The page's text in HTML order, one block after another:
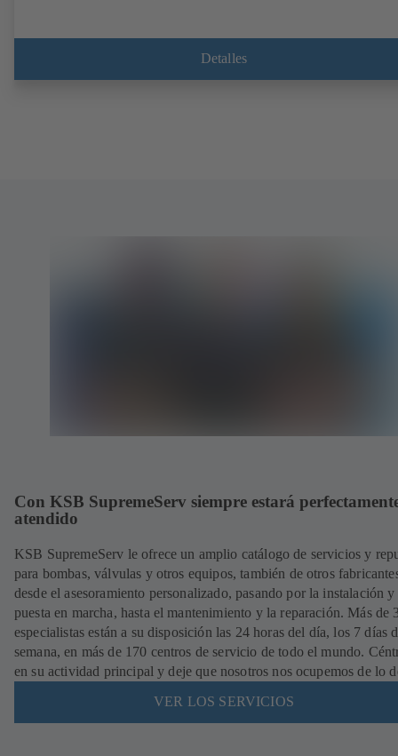
Detalles
Con KSB SupremeServ siempre estará
atendido
KSB SupremeServ le ofrece un amplio catálogo de servicios y
para bombas, válvulas y otros equipos, también de otros
desde el asesoramiento personalizado, pasando por la instalación y
puesta en marcha, hasta el mantenimiento y la reparación. Más de
especialistas están a su disposición las 24 horas del día, los 7 días
semana, en más de 170 centros de servicio de todo el mundo.
en su actividad principal y deje que nosotros nos ocupemos de lo
VER LOS SERVICIOS